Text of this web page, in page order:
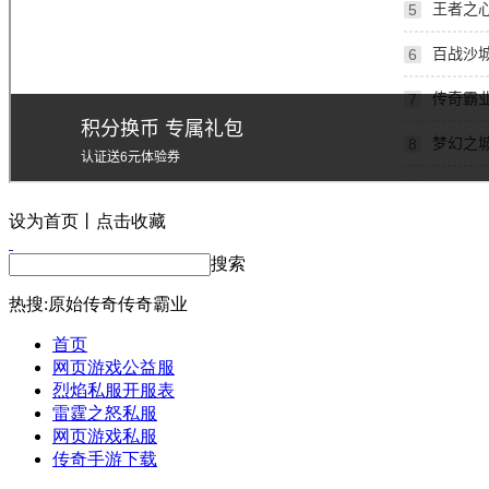
设为首页丨点击收藏
搜索
热搜:原始传奇传奇霸业
首页
网页游戏公益服
烈焰私服开服表
雷霆之怒私服
网页游戏私服
传奇手游下载